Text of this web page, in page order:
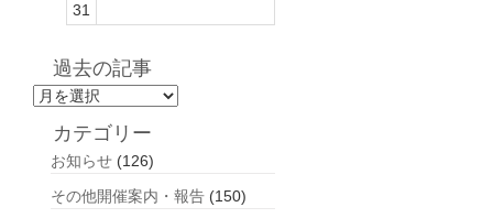
31
過去の記事
過
カテゴリー
お知らせ (126)
その他開催案内・報告 (150)